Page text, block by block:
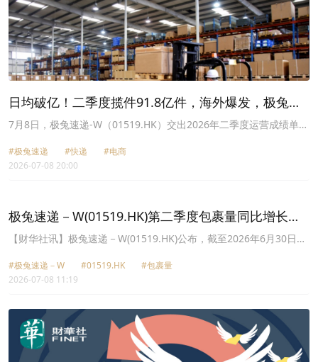
日均破亿！二季度揽件91.8亿件，海外爆发，极兔
（01519.HK）值得高看？
7月8日，极兔速递-W（01519.HK）交出2026年二季度运营成绩单，
#极兔速递 #快递
#电商
2026-07-08 20:00
极兔速递－W(01519.HK)第二季度包裹量同比增长
24.2%
【财华社讯】极兔速递－W(01519.HK)公布，截至2026年6月30日止
1.008亿件。截至2026年6月30日止六个月，累计包裹量合计175.025
亿件，同比增长25.1%，日均包裹量9670万件。
#极兔速递－W #01519.HK
#包裹量
2026-07-08 11:19